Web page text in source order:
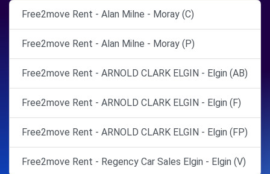
Free2move Rent - Alan Milne - Moray (C)
Free2move Rent - Alan Milne - Moray (P)
Free2move Rent - ARNOLD CLARK ELGIN - Elgin (AB)
Free2move Rent - ARNOLD CLARK ELGIN - Elgin (F)
Free2move Rent - ARNOLD CLARK ELGIN - Elgin (FP)
Free2move Rent - Regency Car Sales Elgin - Elgin (V)